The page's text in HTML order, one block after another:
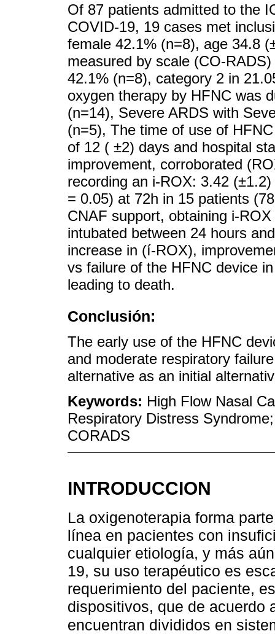
Of 87 patients admitted to the
COVID-19, 19 cases met
female 42.1% (n=8), age 34.8
measured by scale (CO-
42.1% (n=8), category 2 in
oxygen therapy by HFNC was
(n=14), Severe ARDS with
(n=5), The time of use of
of 12 ( ±2) days and hospital
improvement, corroborated
recording an i-ROX: 3.42
= 0.05) at 72h in 15 patients
CNAF support, obtaining i-
intubated between 24 hours
increase in (í-ROX),
vs failure of the HFNC device
leading to death.
Conclusión:
The early use of the HFNC
and moderate respiratory
alternative as an initial
Keywords: High Flow Nasal
Respiratory Distress
CORADS
INTRODUCCION
La oxigenoterapia forma
línea en pacientes con
cualquier etiología, y más
19, su uso terapéutico es
requerimiento del paciente,
dispositivos, que de acuerdo
encuentran divididos en